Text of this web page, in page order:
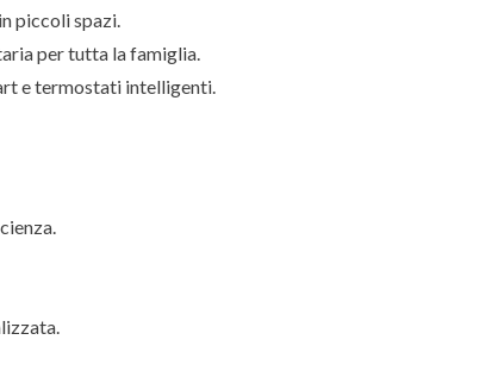
piccoli spazi.
per tutta la famiglia.
e termostati intelligenti.